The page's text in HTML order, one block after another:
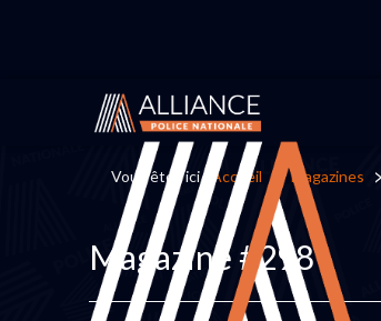
Vous êtes ici : Accueil Magazines
Magazine #298